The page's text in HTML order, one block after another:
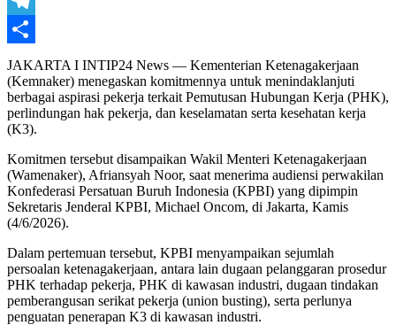
Telegram
Share
JAKARTA I INTIP24 News — Kementerian Ketenagakerjaan
(Kemnaker) menegaskan komitmennya untuk menindaklanjuti
berbagai aspirasi pekerja terkait Pemutusan Hubungan Kerja (PHK),
perlindungan hak pekerja, dan keselamatan serta kesehatan kerja
(K3).
Komitmen tersebut disampaikan Wakil Menteri Ketenagakerjaan
(Wamenaker), Afriansyah Noor, saat menerima audiensi perwakilan
Konfederasi Persatuan Buruh Indonesia (KPBI) yang dipimpin
Sekretaris Jenderal KPBI, Michael Oncom, di Jakarta, Kamis
(4/6/2026).
Dalam pertemuan tersebut, KPBI menyampaikan sejumlah
persoalan ketenagakerjaan, antara lain dugaan pelanggaran prosedur
PHK terhadap pekerja, PHK di kawasan industri, dugaan tindakan
pemberangusan serikat pekerja (union busting), serta perlunya
penguatan penerapan K3 di kawasan industri.